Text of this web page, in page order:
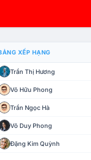
CHẾ TÀI XỬ LÝ VI PHẠM
XẾP HẠNG
Trần Thị Hương
Võ Hữu Phong
Trần Ngọc Hà
Võ Duy Phong
Đặng Kim Quỳnh